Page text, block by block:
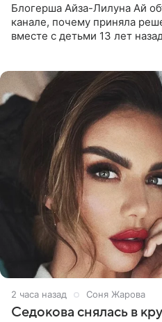
Блогерша Айза-Лилуна Ай
канале, почему приняла
вместе с детьми 13 лет
2 часа назад Соня Жарова
Седокова снялась в